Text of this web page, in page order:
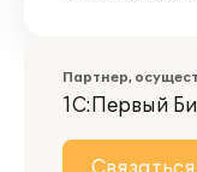
Партнер,
1С:Первый